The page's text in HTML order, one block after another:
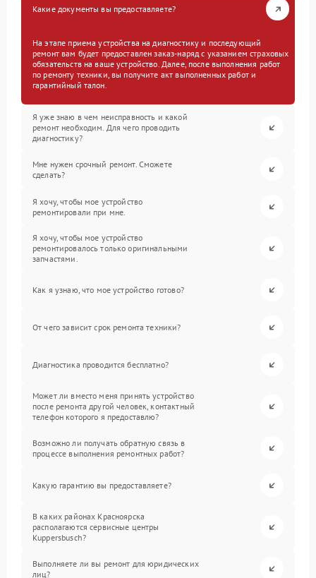
Какие документы вы предоставляете?
На этапе приема устройства на диагностику и последующий
ремонт вам будет предоставлен заказ-наряд с указанием страховых
обязательств на ваше устройство. Далее, после выполнения работ
по ремонту техники, вы получите акт выполненных работ и
гарантийный талон.
Я уже знаю в чем неисправность и какой
ремонт необходим. Для чего проводить
диагностику?
Мне нужен срочный ремонт. Сможете
сделать?
Я хочу, чтобы мое устройство
ремонтировали при мне.
Я хочу, чтобы мое устройство
ремонтировалось только оригинальными
запчастями.
Как я узнаю, что мое устройство готово?
От чего зависит срок ремонта техники?
Диагностика проводится бесплатно?
Может ли вместо меня принять устройство
после ремонта другой человек, контактный
телефон которого я предоставлю?
Возможно ли получать обратную связь в
процессе выполнения ремонтных работ?
Какую гарантию вы предоставляете?
В каких районах Красноярска
располагаются сервисные центры
Kuppersbusch?
Выполняете ли вы ремонт для юридических
лиц?